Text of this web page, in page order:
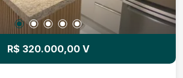
R$ 320.000,00 V